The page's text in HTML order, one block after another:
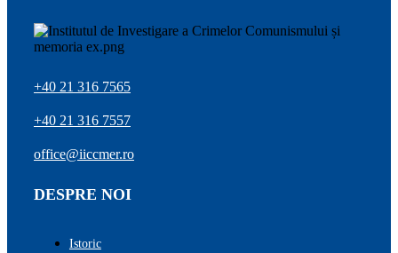
+40 21 316 7565
+40 21 316 7557
office@iiccmer.ro
DESPRE NOI
Istoric